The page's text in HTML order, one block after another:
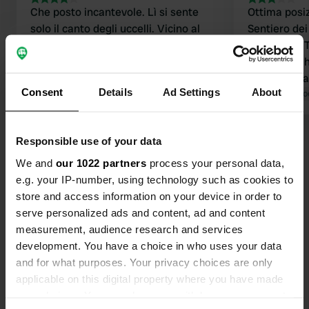
Consent Details Ad Settings About
Responsible use of your data
We and our 1022 partners process your personal data,
e.g. your IP-number, using technology such as cookies to
store and access information on your device in order to
serve personalized ads and content, ad and content
measurement, audience research and services
development. You have a choice in who uses your data
and for what purposes. Your privacy choices are only
applicable on this digital property where you have made
Che posto incantevole. Lì si sente
solo il canto degli uccelli. Vicino al
paga solo in contanti.
Tradotto da GoogleMostra originale
Ottima
Sentiero
spiaggia di
mediocri.
negativi:
di servizio
Tradotto da
Visualizza tutte le 19 recensioni
Sei stato qui?
Contatto